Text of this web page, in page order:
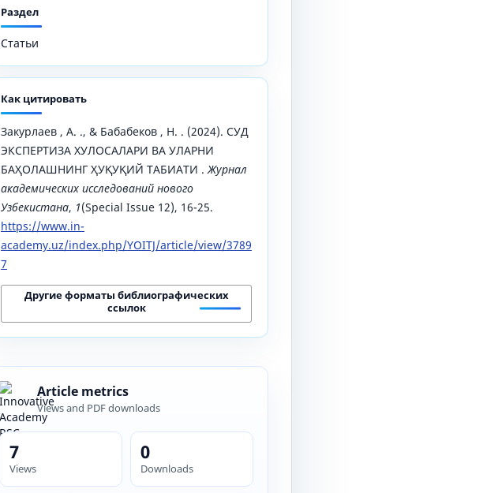
Раздел
Статьи
Как цитировать
Закурлаев , А. ., & Бабабеков , Н. . (2024). СУД
ЭКСПЕРТИЗА ХУЛОСАЛАРИ ВА УЛАРНИ
БАҲОЛАШНИНГ ҲУҚУҚИЙ ТАБИАТИ .Журнал
академических исследований нового
Узбекистана, 1(Special Issue 12), 16-25.
https://www.in-
academy.uz/index.php/YOITJ/article/view/3789
7
Другие форматы библиографических
ссылок
Article metrics
Views and PDF downloads
7
Views
0
Downloads